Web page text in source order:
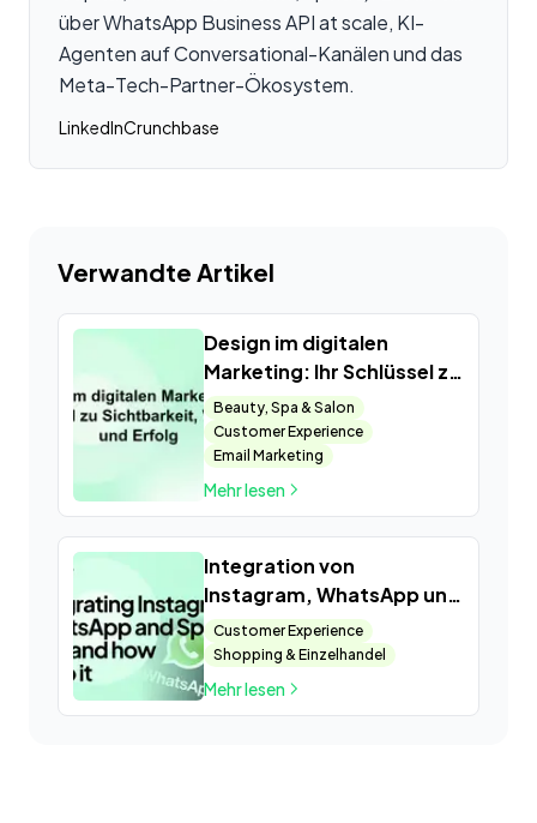
über WhatsApp Business API at scale, KI-
Agenten auf Conversational-Kanälen und das
Meta-Tech-Partner-Ökosystem.
LinkedInCrunchbase
Verwandte Artikel
Design im digitalen
Marketing: Ihr Schlüssel zu
Sichtbarkeit, Vertrauen
und Erfolg
Beauty, Spa & Salon
Customer Experience
Email Marketing
Mehr lesen
Integration von
Instagram, WhatsApp und
Spoki: Warum und wie?
Customer Experience
Shopping & Einzelhandel
Mehr lesen